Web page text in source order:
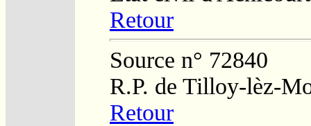
Retour
Source n° 72840
R.P. de Tilloy-lèz-
Retour